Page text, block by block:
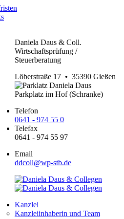
Daniela Daus & Coll.
Wirtschaftsprüfung /
Steuerberatung
Löberstraße 17 • 35390 Gießen
Parkplatz im Hof (Schranke)
Telefon
0641 - 974 55 0
Telefax
0641 - 974 55 97
Email
ddcoll@wp-stb.de
Kanzlei
Kanzleiinhaberin und Team